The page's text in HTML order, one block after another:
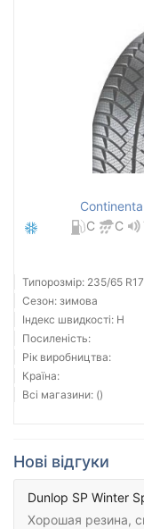
C
C
Типорозмір: 235/65 R17
Сезон: зимова
Індекс швидкості: H
Посиленість:
Рік виробництва:
Країна:
Всі магазини: ()
Нові відгуки
Dunlop SP Winter
Хорошая резина,